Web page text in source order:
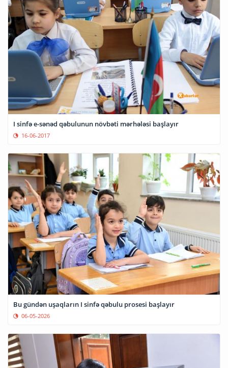
I sinfə e-sənəd qəbulunun növbəti mərhələsi başlayır
16-06-2017
Bu gündən uşaqların I sinfə qəbulu prosesi başlayır
06-05-2026